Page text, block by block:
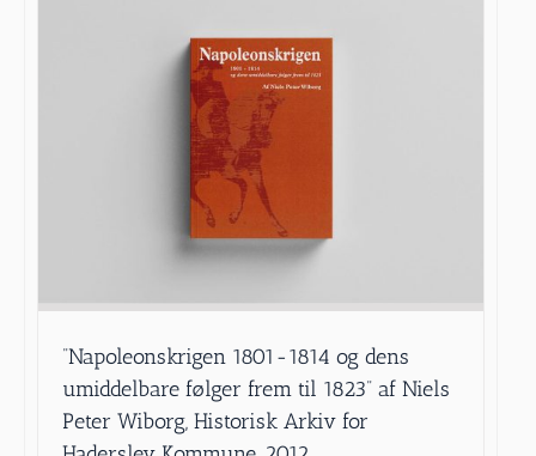
”Napoleonskrigen 1801-1814 og dens
umiddelbare følger frem til 1823” af Niels
Peter Wiborg, Historisk Arkiv for